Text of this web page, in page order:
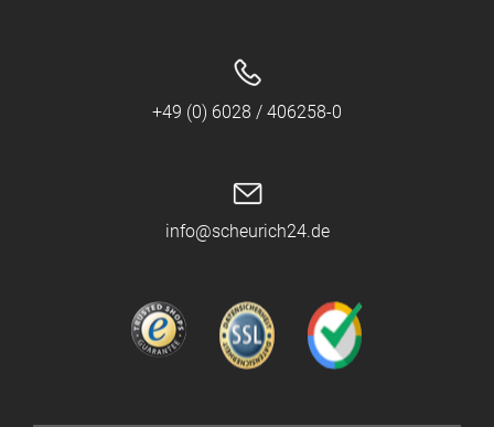
+49 (0) 6028 / 406258-0
info@scheurich24.de